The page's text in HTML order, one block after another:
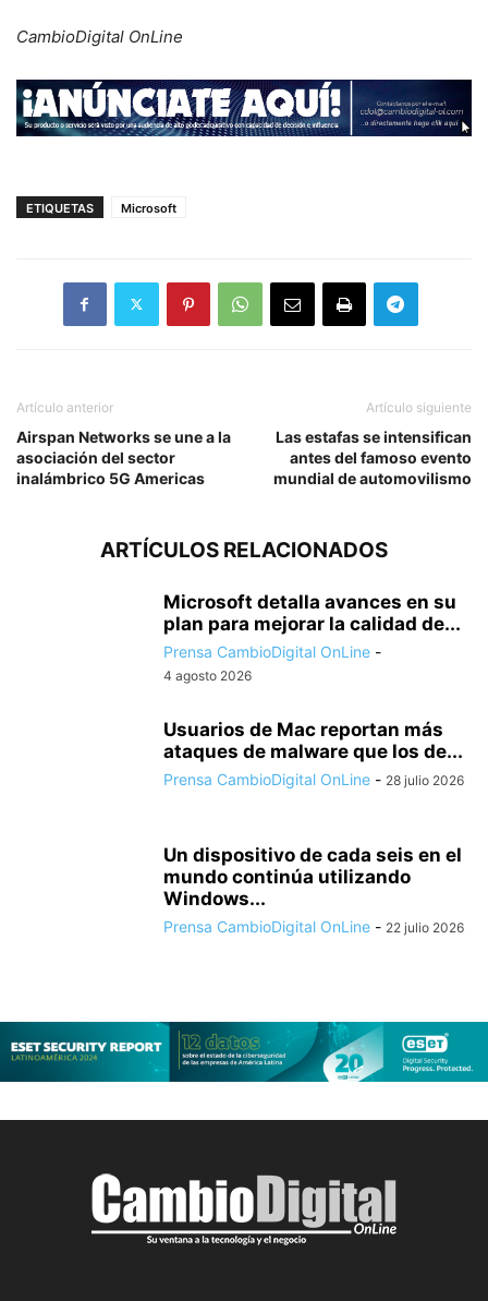
CambioDigital OnLine
ETIQUETAS Microsoft
Artículo anterior
Airspan Networks se une a la
asociación del sector
inalámbrico 5G Americas
Artículo siguiente
Las estafas se intensifican
antes del famoso evento
mundial de automovilismo
ARTÍCULOS RELACIONADOS
Microsoft detalla avances en su
plan para mejorar la calidad de...
Prensa CambioDigital OnLine -
4 agosto 2026
Usuarios de Mac reportan más
ataques de malware que los de...
Prensa CambioDigital OnLine - 28 julio 2026
Un dispositivo de cada seis en el
mundo continúa utilizando
Windows...
Prensa CambioDigital OnLine - 22 julio 2026